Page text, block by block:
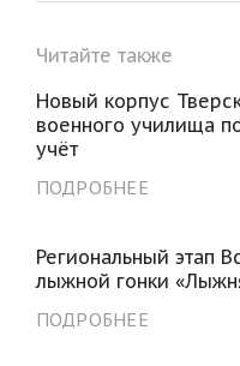
Читайте также
Новый корпус
военного училища
учёт
ПОДРОБНЕЕ
Региональный этап
лыжной гонки
ПОДРОБНЕЕ